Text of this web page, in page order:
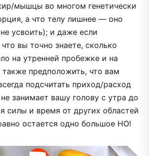
мышцы во многом генетически
а что телу лишнее — оно
усвоить); и даже если
вы точно знаете, сколько
на утренней пробежке и на
также предположить, что вам
подсчитать приход/расход
занимает вашу голову с утра до
силы и время от других областей
остается одно большое НО!